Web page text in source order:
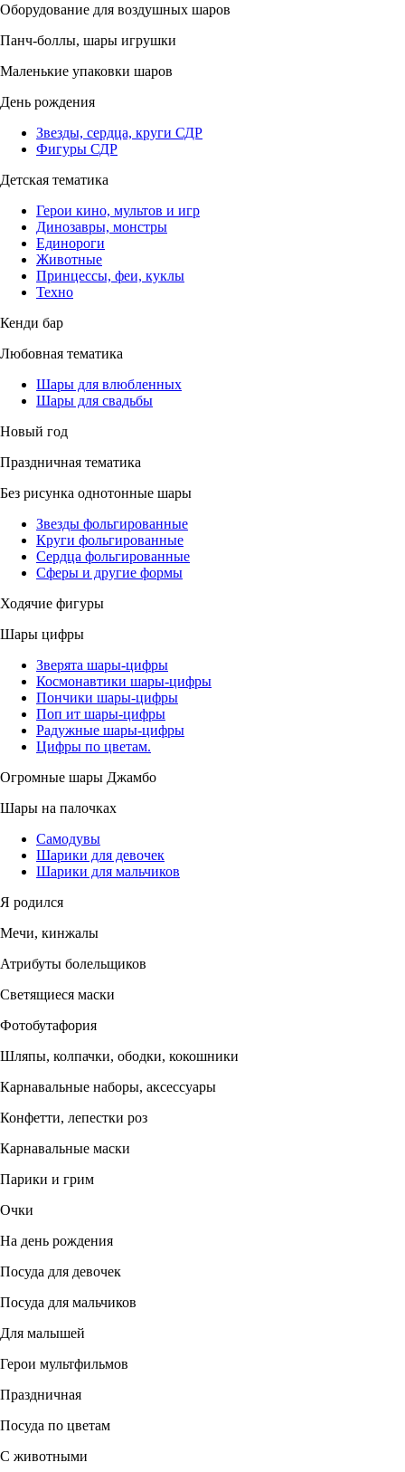
Оборудование для воздушных шаров
Панч-боллы, шары игрушки
Маленькие упаковки шаров
День рождения
Звезды, сердца, круги СДР
Фигуры СДР
Детская тематика
Герои кино, мультов и игр
Динозавры, монстры
Единороги
Животные
Принцессы, феи, куклы
Техно
Кенди бар
Любовная тематика
Шары для влюбленных
Шары для свадьбы
Новый год
Праздничная тематика
Без рисунка однотонные шары
Звезды фольгированные
Круги фольгированные
Сердца фольгированные
Сферы и другие формы
Ходячие фигуры
Шары цифры
Зверята шары-цифры
Космонавтики шары-цифры
Пончики шары-цифры
Поп ит шары-цифры
Радужные шары-цифры
Цифры по цветам.
Огромные шары Джамбо
Шары на палочках
Самодувы
Шарики для девочек
Шарики для мальчиков
Я родился
Мечи, кинжалы
Атрибуты болельщиков
Светящиеся маски
Фотобутафория
Шляпы, колпачки, ободки, кокошники
Карнавальные наборы, аксессуары
Конфетти, лепестки роз
Карнавальные маски
Парики и грим
Очки
На день рождения
Посуда для девочек
Посуда для мальчиков
Для малышей
Герои мультфильмов
Праздничная
Посуда по цветам
С животными